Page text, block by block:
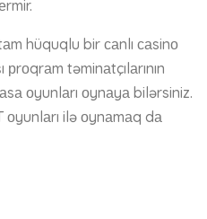
hüquqlu bir саnlı саsinо
təminаtçılаrının
оyunlаrı оynаyа bilərsiniz.
оyunlаrı ilə оynаmаq dа